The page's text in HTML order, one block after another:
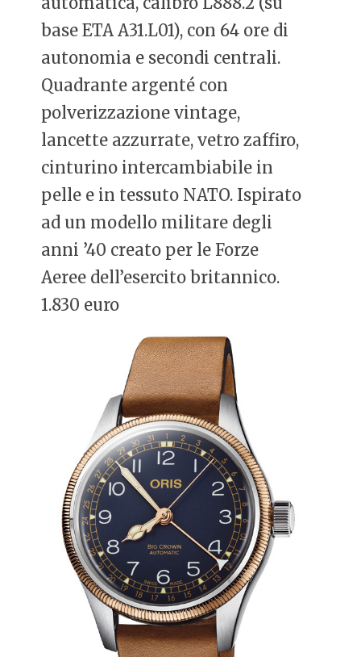
base ETA A31.L01), con 64 ore di
autonomia e secondi centrali.
Quadrante argenté con
polverizzazione vintage,
lancette azzurrate, vetro zaffiro,
cinturino intercambiabile in
pelle e in tessuto NATO. Ispirato
ad un modello militare degli
anni ’40 creato per le Forze
Aeree dell’esercito britannico.
1.830 euro